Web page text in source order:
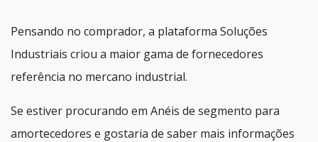
Pensando no comprador, a plataforma Soluções
Industriais criou a maior gama de fornecedores
referência no mercano industrial.
Se estiver procurando em Anéis de segmento para
amortecedores e gostaria de saber mais informações